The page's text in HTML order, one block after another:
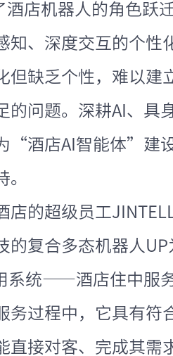
酒店机器人的角色跃
知、深度交互的个性
但缺乏个性，难以建
的问题。深耕AI、具
“酒店AI智能体”建
。
店的超级员工
的复合多态机器人
系统——酒店住中服
务过程中，它具有
直接对客、完成其需